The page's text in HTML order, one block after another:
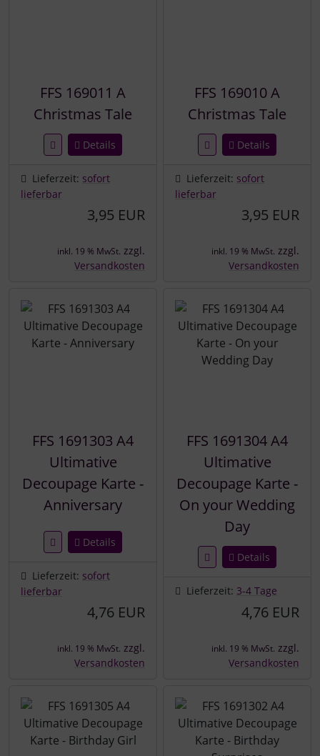
FFS 169011 A
Christmas Tale
Details
Lieferzeit: sofort
lieferbar
3,95 EUR
inkl. 19 % MwSt. zzgl.
Versandkosten
FFS 169010 A
Christmas Tale
Details
Lieferzeit: sofort
lieferbar
3,95 EUR
inkl. 19 % MwSt. zzgl.
Versandkosten
FFS 1691303 A4
Ultimative
Decoupage Karte -
Anniversary
Details
Lieferzeit: sofort
lieferbar
4,76 EUR
inkl. 19 % MwSt. zzgl.
Versandkosten
FFS 1691304 A4
Ultimative
Decoupage Karte -
On your Wedding
Day
Details
Lieferzeit: 3-4 Tage
4,76 EUR
inkl. 19 % MwSt. zzgl.
Versandkosten